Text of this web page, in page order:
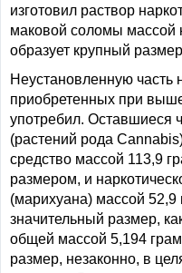
изготовил раствор
маковой соломы массой
образует крупный
Неустановленную часть
приобретенных при
употребил. Оставшиеся
(растений рода
средство массой 113,9
размером, и
(марихуана) массой
значительный размер,
общей массой 5,194
размер, незаконно, в